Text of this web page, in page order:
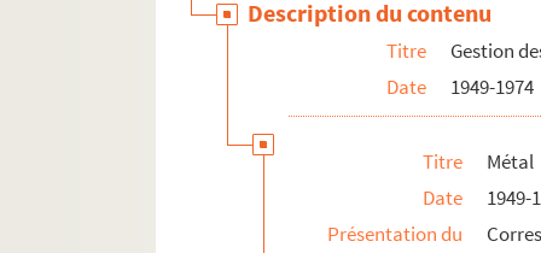
Description du contenu
Titre
Gestion
Date
1949-1974
Titre
Métal
Date
1949-
Présentation du